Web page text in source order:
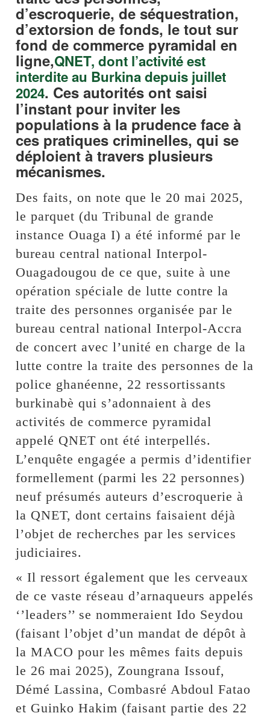
d’escroquerie, de séquestration,
d’extorsion de fonds, le tout sur
fond de commerce pyramidal en
ligne,QNET, dont l’activité est
interdite au Burkina depuis juillet
2024. Ces autorités ont saisi
l’instant pour inviter les
populations à la prudence face à
ces pratiques criminelles, qui se
déploient à travers plusieurs
mécanismes.
Des faits, on note que le 20 mai 2025,
le parquet (du Tribunal de grande
instance Ouaga I) a été informé par le
bureau central national Interpol-
Ouagadougou de ce que, suite à une
opération spéciale de lutte contre la
traite des personnes organisée par le
bureau central national Interpol-Accra
de concert avec l’unité en charge de la
lutte contre la traite des personnes de la
police ghanéenne, 22 ressortissants
burkinabè qui s’adonnaient à des
activités de commerce pyramidal
appelé QNET ont été interpellés.
L’enquête engagée a permis d’identifier
formellement (parmi les 22 personnes)
neuf présumés auteurs d’escroquerie à
la QNET, dont certains faisaient déjà
l’objet de recherches par les services
judiciaires.
« Il ressort également que les cerveaux
de ce vaste réseau d’arnaqueurs appelés
‘’leaders’’ se nommeraient Ido Seydou
(faisant l’objet d’un mandat de dépôt à
la MACO pour les mêmes faits depuis
le 26 mai 2025), Zoungrana Issouf,
Démé Lassina, Combasré Abdoul Fatao
et Guinko Hakim (faisant partie des 22